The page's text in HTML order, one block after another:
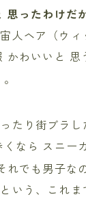
思ったわけだ
人ヘア（ウ
かわいいと
。
たり街ブラし
なら スニ
れでも男子な
いう、これ